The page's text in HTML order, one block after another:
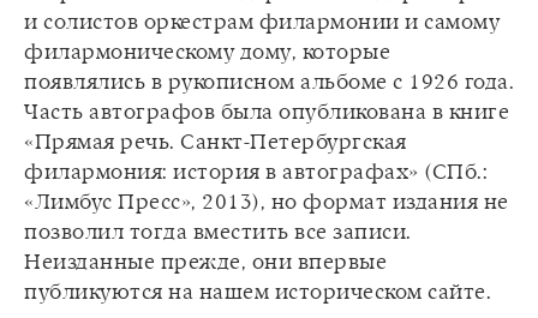
и солистов оркестрам филармонии и самому
филармоническому дому, которые
появлялись в рукописном альбоме с 1926 года.
Часть автографов была опубликована в книге
«Прямая речь. Санкт-Петербургская
филармония: история в автографах» (СПб.:
«Лимбус Пресс», 2013), но формат издания не
позволил тогда вместить все записи.
Неизданные прежде, они впервые